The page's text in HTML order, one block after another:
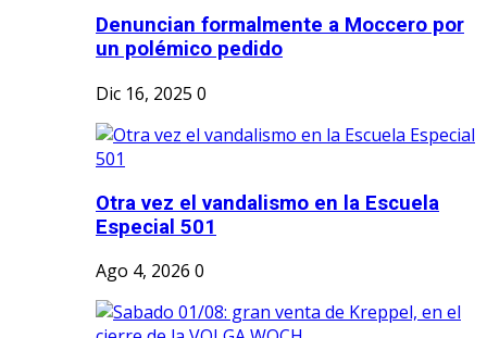
Denuncian formalmente a Moccero por
un polémico pedido
Dic 16, 2025 0
Otra vez el vandalismo en la Escuela
Especial 501
Ago 4, 2026 0